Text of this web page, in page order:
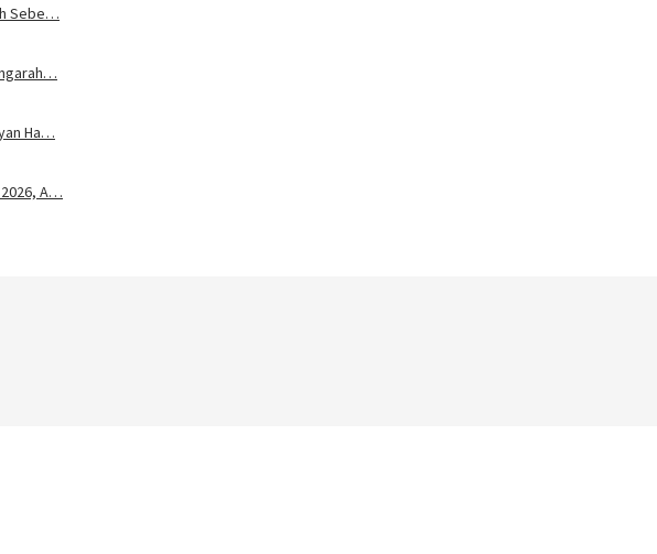
Sebe…
Ha…
2026, A…